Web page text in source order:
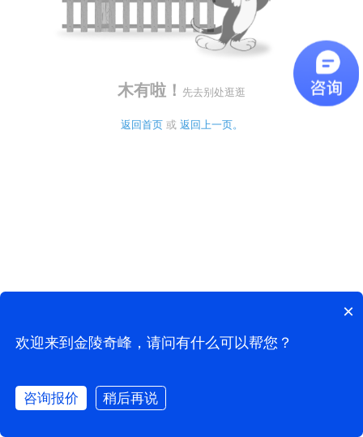
木有啦！ 先去别处逛逛
返回首页 或 返回上一页。
×
欢迎来到金陵奇峰，请问有什么可以帮您？
咨询报价 稍后再说